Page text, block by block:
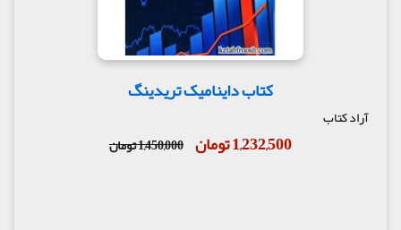
کتاب داینامیک تریدینگ
آراد کتاب
1,232,500 تومان 1,450,000 تومان